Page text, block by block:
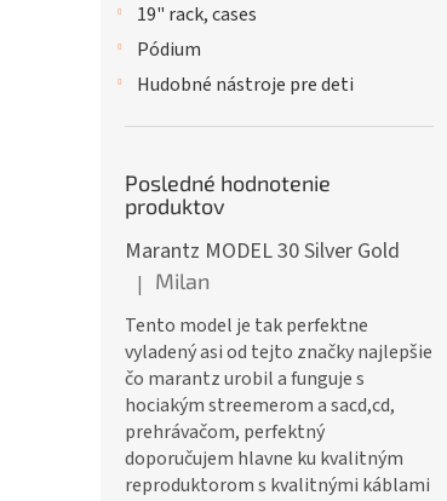
19" rack, cases
Pódium
Hudobné nástroje pre deti
Posledné hodnotenie
produktov
Marantz MODEL 30 Silver Gold
Hodnotenie produktu je 5 z 5 hviezdičiek.
| Milan
Tento model je tak perfektne
vyladený asi od tejto značky najlepšie
čo marantz urobil a funguje s
hociakým streemerom a sacd,cd,
prehrávačom, perfektný
doporučujem hlavne ku kvalitným
reproduktorom s kvalitnými káblami